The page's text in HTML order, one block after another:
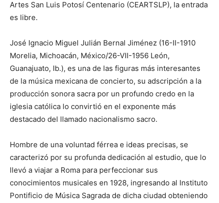
Artes San Luis Potosí Centenario (CEARTSLP), la entrada
es libre.
José Ignacio Miguel Julián Bernal Jiménez (16-II-1910
Morelia, Michoacán, México/26-VII-1956 León,
Guanajuato, Ib.), es una de las figuras más interesantes
de la música mexicana de concierto, su adscripción a la
producción sonora sacra por un profundo credo en la
iglesia católica lo convirtió en el exponente más
destacado del llamado nacionalismo sacro.
Hombre de una voluntad férrea e ideas precisas, se
caracterizó por su profunda dedicación al estudio, que lo
llevó a viajar a Roma para perfeccionar sus
conocimientos musicales en 1928, ingresando al Instituto
Pontificio de Música Sagrada de dicha ciudad obteniendo